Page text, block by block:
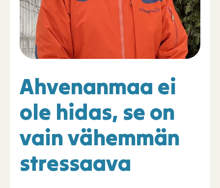
Ahvenanmaa ei
ole hidas, se on
vain vähemmän
stressaava